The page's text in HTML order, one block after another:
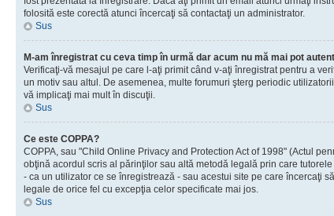
folosită este corectă atunci încercaţi să contactaţi un administrator.
Sus
M-am înregistrat cu ceva timp în urmă dar acum nu mă mai pot
Verificaţi-vă mesajul pe care l-aţi primit când v-aţi înregistrat pentru a
un motiv sau altul. De asemenea, multe forumuri şterg periodic
vă implicaţi mai mult în discuţii.
Sus
Ce este COPPA?
COPPA, sau "Child Online Privacy and Protection Act of 1998" (Actul
obţină acordul scris al părinţilor sau altă metodă legală prin care
- ca un utilizator ce se înregistrează - sau acestui site pe care încercaţi
legale de orice fel cu excepţia celor specificate mai jos.
Sus